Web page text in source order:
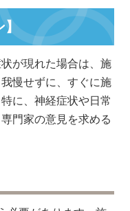
】
が現れた場合は、施
慢せずに、すぐに施
に、神経症状や日常
門家の意見を求める